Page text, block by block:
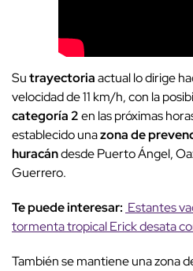
Sutrayectoriaactual lo dirige
velocidad de 11 km/h, con la
categoría 2en las próximas
establecido unazona de
huracándesde Puerto Ángel,
Guerrero.
Te puede interesar: Estantes
tormenta tropical Erick desata
También se mantiene una zona